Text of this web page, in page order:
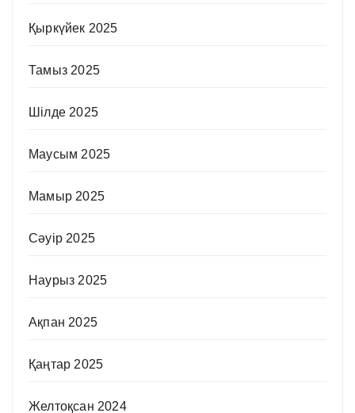
Қыркүйек 2025
Тамыз 2025
Шілде 2025
Маусым 2025
Мамыр 2025
Сәуір 2025
Наурыз 2025
Ақпан 2025
Қаңтар 2025
Желтоқсан 2024